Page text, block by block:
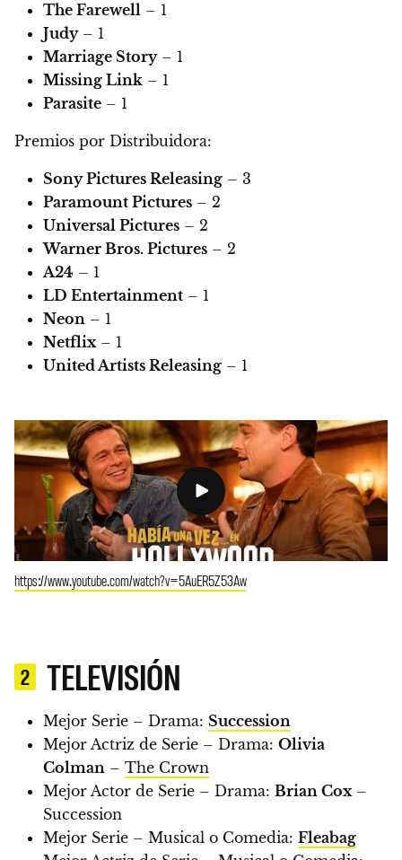
The Farewell – 1
Judy– 1
Marriage Story– 1
Missing Link – 1
Parasite – 1
Premios por Distribuidora:
Sony Pictures Releasing – 3
Paramount Pictures – 2
Universal Pictures – 2
Warner Bros. Pictures – 2
A24 – 1
LD Entertainment – 1
Neon – 1
Netflix– 1
United Artists Releasing – 1
https://www.youtube.com/watch?v=5AuER5Z53Aw
2 TELEVISIÓN
Mejor Serie – Drama: Succession
Mejor Actriz de Serie – Drama: Olivia
Colman – The Crown
Mejor Actor de Serie – Drama: Brian Cox–
Succession
Mejor Serie – Musical o Comedia: Fleabag